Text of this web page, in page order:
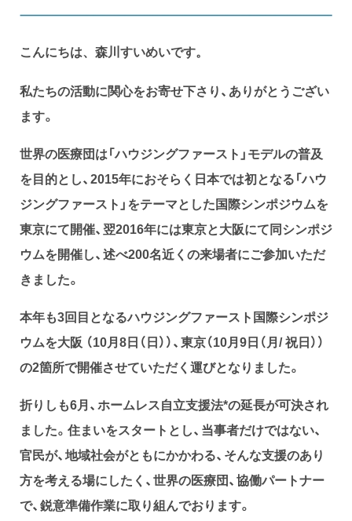
こんにちは、森川すいめいです。
私たちの活動に関心をお寄せ下さり、ありがとうござい
ます。
世界の医療団は「ハウジングファースト」モデルの普及
を目的とし、2015年におそらく日本では初となる「ハウ
ジングファースト」をテーマとした国際シンポジウムを
東京にて開催、翌2016年には東京と大阪にて同シンポジ
ウムを開催し、述べ200名近くの来場者にご参加いただ
きました。
本年も3回目となるハウジングファースト国際シンポジ
ウムを大阪 （10月8日（日））、東京（10月9日（月/ 祝日））
の2箇所で開催させていただく運びとなりました。
折りしも6月、ホームレス自立支援法*の延長が可決され
ました。住まいをスタートとし、当事者だけではない、
官民が、地域社会がともにかかわる、そんな支援のあり
方を考える場にしたく、世界の医療団、協働パートナー
で、鋭意準備作業に取り組んでおります。